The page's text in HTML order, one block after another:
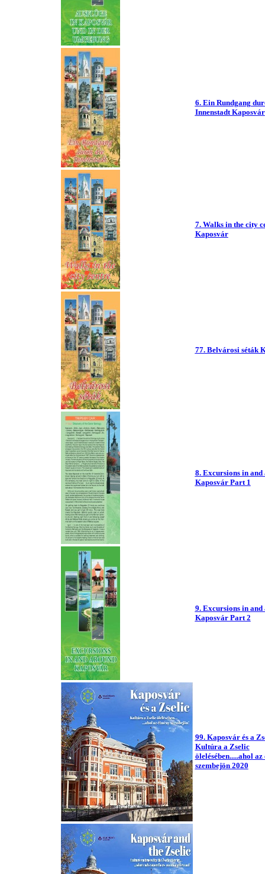
6. Ein Rundgang
Innenstadt Kaposvár
7. Walks in the city
Kaposvár
77. Belvárosi séták
8. Excursions in and
Kaposvár Part 1
9. Excursions in and
Kaposvár Part 2
99. Kaposvár és a
Kultúra a Zselic
ölelésében.....ahol az
szembejön 2020